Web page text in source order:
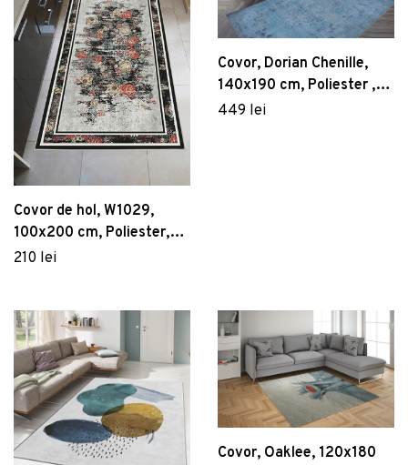
Covor de hol, W1029,
100x200 cm, Poliester,
Multicolor
210 lei
Covor, Dorian Chenille,
140x190 cm, Poliester ,
Multicolor
449 lei
Covor, Oaklee, 120x180